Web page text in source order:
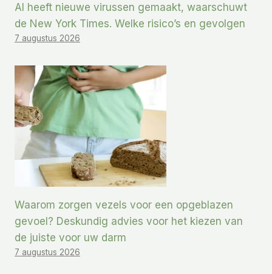
AI heeft nieuwe virussen gemaakt, waarschuwt
de New York Times. Welke risico’s en gevolgen
7 augustus 2026
Waarom zorgen vezels voor een opgeblazen
gevoel? Deskundig advies voor het kiezen van
de juiste voor uw darm
7 augustus 2026